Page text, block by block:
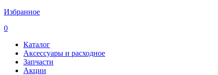
Избранное
0
Каталог
Аксессуары и расходное
Запчасти
Акции